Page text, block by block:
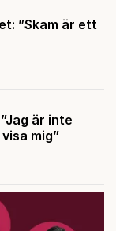
”Skam är ett
är inte
mig”